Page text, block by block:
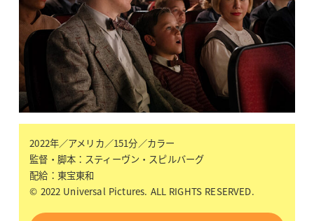
2022年／アメリカ／151分／カラー
監督・脚本：スティーヴン・スピルバーグ
配給：東宝東和
© 2022 Universal Pictures. ALL RIGHTS RESERVED.